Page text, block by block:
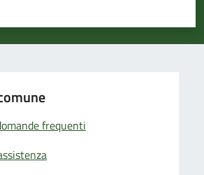
5 stelle su 5
stelle su 5
su 5
5
frequenti